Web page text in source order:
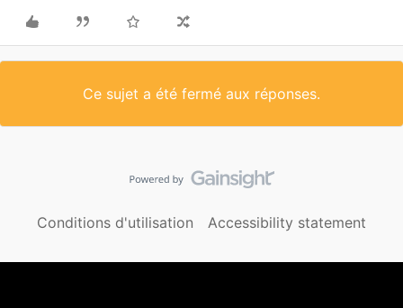
Ce sujet a été fermé aux réponses.
Conditions d'utilisation Accessibility statement